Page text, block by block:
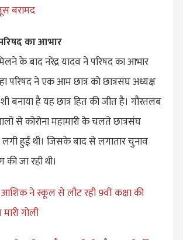
बरामद
का आभार
के बाद नरेंद्र यादव ने परिषद का आभार
परिषद ने एक आम छात्र को छात्रसंघ अध्यक्ष
बनाया है यह छात्र हित की जीत है। गौरतलब
से कोरोना महामारी के चलते छात्रसंघ
लगी हुई थी। जिसके बाद से लगातार चुनाव
जा रही थी।
ने स्कूल से लौट रही 9वीं कक्षा की
गोली